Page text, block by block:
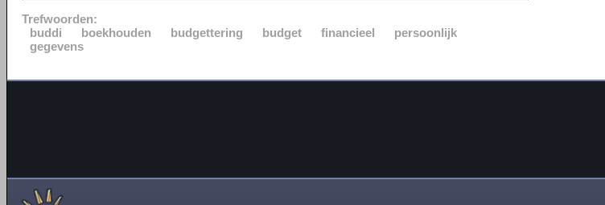
Trefwoorden:
buddi
boekhouden budgettering budget financieel
persoonlijk
gegevens